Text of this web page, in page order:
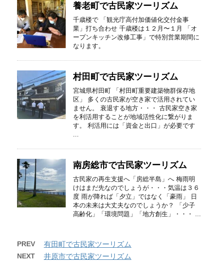
養老町で古民家ツーリズム
千歳楼で 「観光庁高付加価値化交付金事
業」打ち合わせ 千歳楼は１２月〜１月 「オ
ープンキッチン改修工事」で特別営業期間に
なります。
村田町で古民家ツーリズム
宮城県村田町 「村田町重要建築物群保存地
区」 多くの古民家が空き家で活用されてい
ません。 衰退する地方・・・ 古民家空き家
を利活用することが地域活性化に繋がりま
す。 利活用には「資金と出口」が必要です
...
南房総市で古民家ツーリズム
古民家の再生支援へ「房総半島」へ 梅雨明
けはまだ先なのでしょうが・・・気温は３６
度 雨が降れば「夕立」ではなく「豪雨」 日
本の未来は大丈夫なのでしょうか？ 「少子
高齢化」「環境問題」「地方創生」・・・ ...
PREV 有田町で古民家ツーリズム
NEXT 井原市で古民家ツーリズム